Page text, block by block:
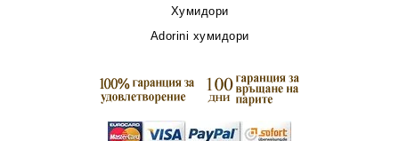
Хумидори
Adorini хумидори